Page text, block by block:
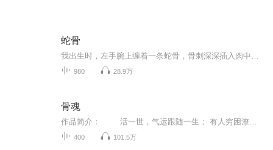
蛇骨
980 28.9万
骨魂
400 101.5万